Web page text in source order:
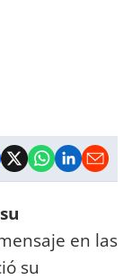
en las
su